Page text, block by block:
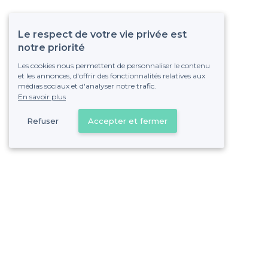
Le respect de votre vie privée est
notre priorité
Les cookies nous permettent de personnaliser le contenu
et les annonces, d'offrir des fonctionnalités relatives aux
médias sociaux et d'analyser notre trafic.
En savoir plus
Refuser Accepter et fermer